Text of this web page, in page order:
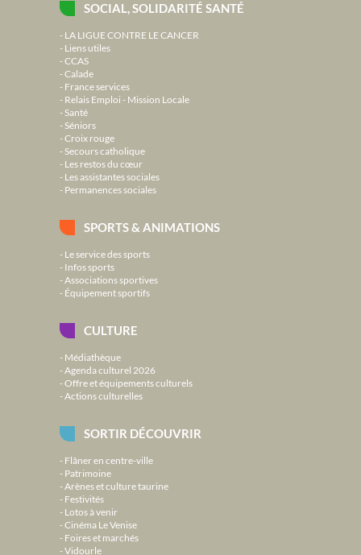
SOCIAL, SOLIDARITÉ SANTÉ
LA LIGUE CONTRE LE CANCER
Liens utiles
CCAS
Calade
France services
Relais Emploi - Mission Locale
Santé
Séniors
Croix rouge
Secours catholique
Les restos du cœur
Les assistantes sociales
Permanences sociales
SPORTS & ANIMATIONS
Le service des sports
Infos sports
Associations sportives
Équipement sportifs
CULTURE
Médiathèque
Agenda culturel 2026
Offre et équipements culturels
Actions culturelles
SORTIR DÉCOUVRIR
Flâner en centre-ville
Patrimoine
Arènes et culture taurine
Festivités
Lotos à venir
Cinéma Le Venise
Foires et marchés
Vidourle